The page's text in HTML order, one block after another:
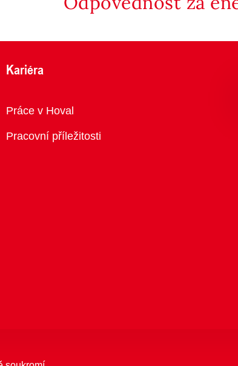
Kariéra
Přehled
Práce v Hoval
Pracovní příležitosti